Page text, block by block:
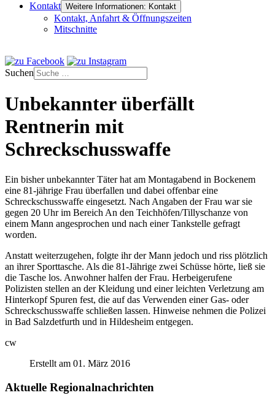
Kontakt Weitere Informationen: Kontakt
Kontakt, Anfahrt & Öffnungszeiten
Mitschnitte
Suchen
Unbekannter überfällt
Rentnerin mit
Schreckschusswaffe
Ein bisher unbekannter Täter hat am Montagabend in Bockenem
eine 81-jährige Frau überfallen und dabei offenbar eine
Schreckschusswaffe eingesetzt. Nach Angaben der Frau war sie
gegen 20 Uhr im Bereich An den Teichhöfen/Tillyschanze von
einem Mann angesprochen und nach einer Tankstelle gefragt
worden.
Anstatt weiterzugehen, folgte ihr der Mann jedoch und riss plötzlich
an ihrer Sporttasche. Als die 81-Jährige zwei Schüsse hörte, ließ sie
die Tasche los. Anwohner halfen der Frau. Herbeigerufene
Polizisten stellen an der Kleidung und einer leichten Verletzung am
Hinterkopf Spuren fest, die auf das Verwenden einer Gas- oder
Schreckschusswaffe schließen lassen. Hinweise nehmen die Polizei
in Bad Salzdetfurth und in Hildesheim entgegen.
cw
Erstellt am 01. März 2016
Aktuelle Regionalnachrichten